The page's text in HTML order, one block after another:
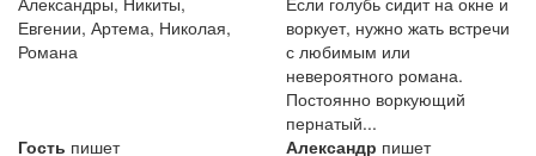
Евгении, Артема, Николая,
Романа
воркует, нужно жать встречи
с любимым или
невероятного романа.
Постоянно воркующий
пернатый...
Гость пишет Александр пишет